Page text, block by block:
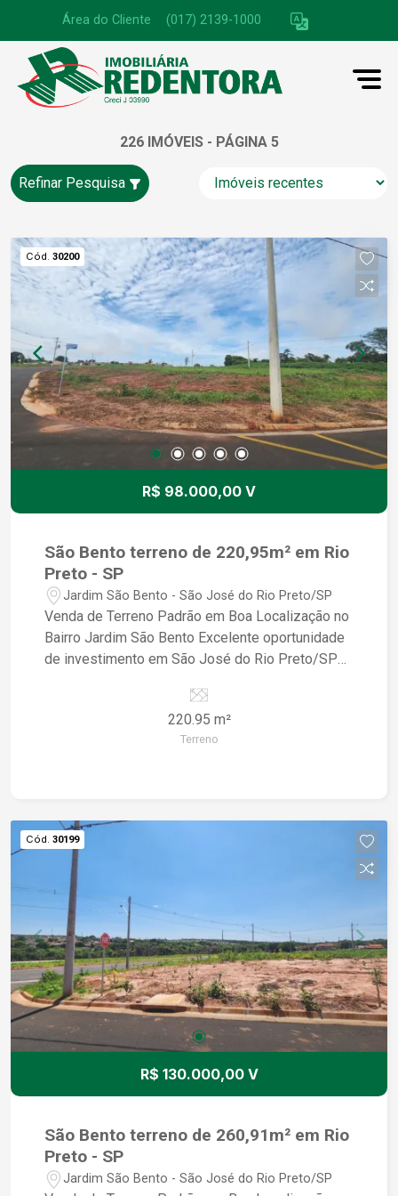
Área do Cliente (017) 2139-1000
226 IMÓVEIS - PÁGINA 5
Refinar Pesquisa
Cód. 30200
R$ 98.000,00 V
São Bento terreno de 220,95m² em Rio
Preto - SP
Jardim São Bento - São José do Rio Preto/SP
Venda de Terreno Padrão em Boa Localização no
Bairro Jardim São Bento Excelente oportunidade
de investimento em São José do Rio Preto/SP
privilegiada no bairro Jardim São Bento Terreno
padrão, pronto para construir a casa dos seus
sonhos Ideal para quem busca tranquilidade e
principais vias da cidade. Não perca essa
oportunidade única de adquirir um terreno em
uma das melhores localizações de São José do
Rio Preto. Entre em contato conosco e agende
uma visita para conhecer esse incrível terreno.
Estamos à disposição para tirar todas as suas
dúvidas e auxiliar no processo de aquisição.
220.95 m²
Terreno
Cód. 30199
R$ 130.000,00 V
São Bento terreno de 260,91m² em Rio
Preto - SP
Jardim São Bento - São José do Rio Preto/SP